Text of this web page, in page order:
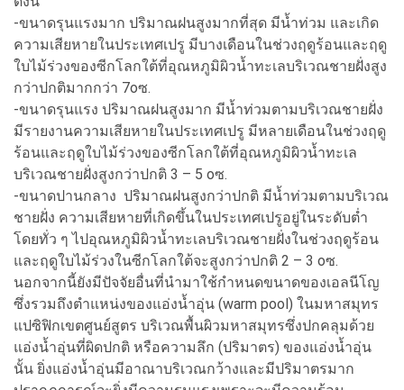
-ขนาดรุนแรงมาก ปริมาณฝนสูงมากที่สุด มีน้ำท่วม และเกิด
ความเสียหายในประเทศเปรู มีบางเดือนในช่วงฤดูร้อนและฤดู
ใบไม้ร่วงของซีกโลกใต้ที่อุณหภูมิผิวน้ำทะเลบริเวณชายฝั่งสูง
กว่าปกติมากกว่า 7oซ.
-ขนาดรุนแรง ปริมาณฝนสูงมาก มีน้ำท่วมตามบริเวณชายฝั่ง
มีรายงานความเสียหายในประเทศเปรู มีหลายเดือนในช่วงฤดู
ร้อนและฤดูใบไม้ร่วงของซีกโลกใต้ที่อุณหภูมิผิวน้ำทะเล
บริเวณชายฝั่งสูงกว่าปกติ 3 – 5 oซ.
-ขนาดปานกลาง ปริมาณฝนสูงกว่าปกติ มีน้ำท่วมตามบริเวณ
ชายฝั่ง ความเสียหายที่เกิดขึ้นในประเทศเปรูอยู่ในระดับต่ำ
โดยทั่ว ๆ ไปอุณหภูมิผิวน้ำทะเลบริเวณชายฝั่งในช่วงฤดูร้อน
และฤดูใบไม้ร่วงในซีกโลกใต้จะสูงกว่าปกติ 2 – 3 oซ.
นอกจากนี้ยังมีปัจจัยอื่นที่นำมาใช้กำหนดขนาดของเอลนีโญ
ซึ่งรวมถึงตำแหน่งของแอ่งน้ำอุ่น (warm pool) ในมหาสมุทร
แปซิฟิกเขตศูนย์สูตร บริเวณพื้นผิวมหาสมุทรซึ่งปกคลุมด้วย
แอ่งน้ำอุ่นที่ผิดปกติ หรือความลึก (ปริมาตร) ของแอ่งน้ำอุ่น
นั้น ยิ่งแอ่งน้ำอุ่นมีอาณาบริเวณกว้างและมีปริมาตรมาก